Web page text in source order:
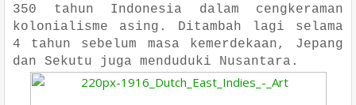
350 tahun Indonesia dalam cengkeraman
kolonialisme asing. Ditambah lagi selama
4 tahun sebelum masa kemerdekaan, Jepang
dan Sekutu juga menduduki Nusantara.